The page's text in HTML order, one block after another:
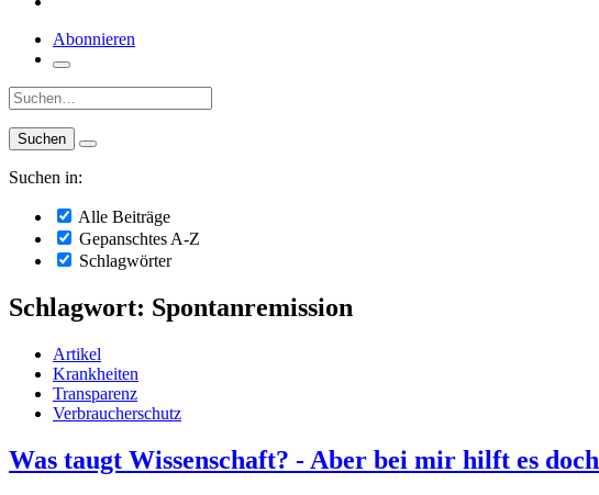
Abonnieren
Suche:
Suchen in:
Alle Beiträge
Gepanschtes A-Z
Schlagwörter
Schlagwort: Spontanremission
Artikel
Krankheiten
Transparenz
Verbraucherschutz
Was taugt Wissenschaft? - Aber bei mir hilft es doch